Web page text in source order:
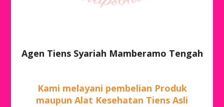
Agen Tiens Syariah Mamberamo Tengah
Kami melayani pembelian Produk
maupun Alat Kesehatan Tiens Asli